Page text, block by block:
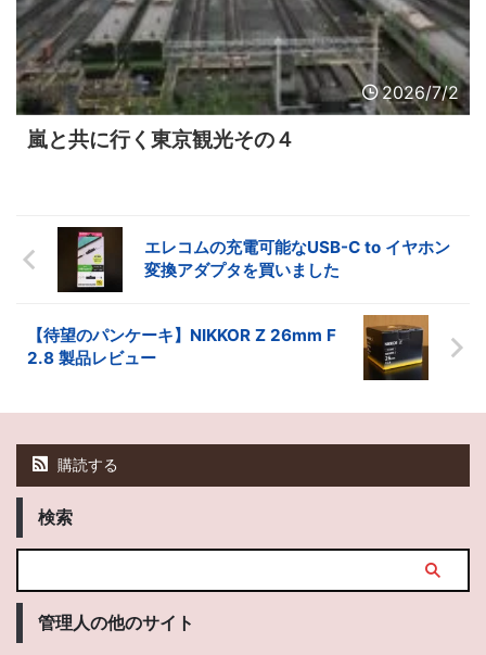
2026/7/2
嵐と共に行く東京観光その４
エレコムの充電可能なUSB-C to イヤホン
変換アダプタを買いました
【待望のパンケーキ】NIKKOR Z 26mm F
2.8 製品レビュー
購読する
検索
管理人の他のサイト